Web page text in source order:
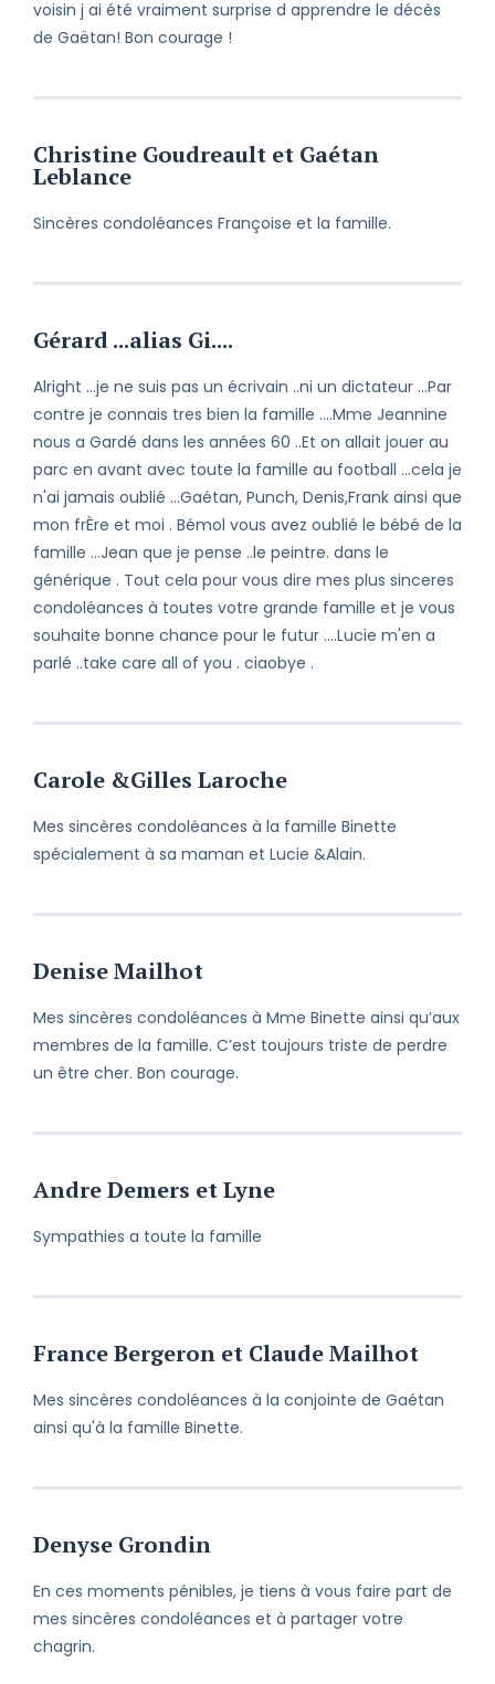
voisin j ai été vraiment surprise d apprendre le décès
de Gaëtan! Bon courage !
Christine Goudreault et Gaétan
Leblance
Sincères condoléances Françoise et la famille.
Gérard ...alias Gi....
Alright ...je ne suis pas un écrivain ..ni un dictateur ...Par
contre je connais tres bien la famille ....Mme Jeannine
nous a Gardé dans les années 60 ..Et on allait jouer au
parc en avant avec toute la famille au football ...cela je
n'ai jamais oublié ...Gaétan, Punch, Denis,Frank ainsi que
mon frÈre et moi . Bémol vous avez oublié le bébé de la
famille ...Jean que je pense ..le peintre. dans le
générique . Tout cela pour vous dire mes plus sinceres
condoléances à toutes votre grande famille et je vous
souhaite bonne chance pour le futur ....Lucie m'en a
parlé ..take care all of you . ciaobye .
Carole &Gilles Laroche
Mes sincères condoléances à la famille Binette
spécialement à sa maman et Lucie &Alain.
Denise Mailhot
Mes sincères condoléances à Mme Binette ainsi qu’aux
membres de la famille. C’est toujours triste de perdre
un être cher. Bon courage.
Andre Demers et Lyne
Sympathies a toute la famille
France Bergeron et Claude Mailhot
Mes sincères condoléances à la conjointe de Gaétan
ainsi qu'à la famille Binette.
Denyse Grondin
En ces moments pénibles, je tiens à vous faire part de
mes sincères condoléances et à partager votre
chagrin.